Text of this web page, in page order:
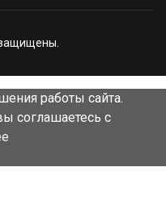
работы сайта.
соглашаетесь с